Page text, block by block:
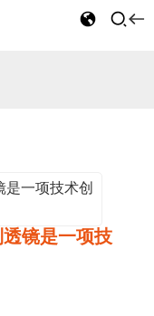
镜是一项技